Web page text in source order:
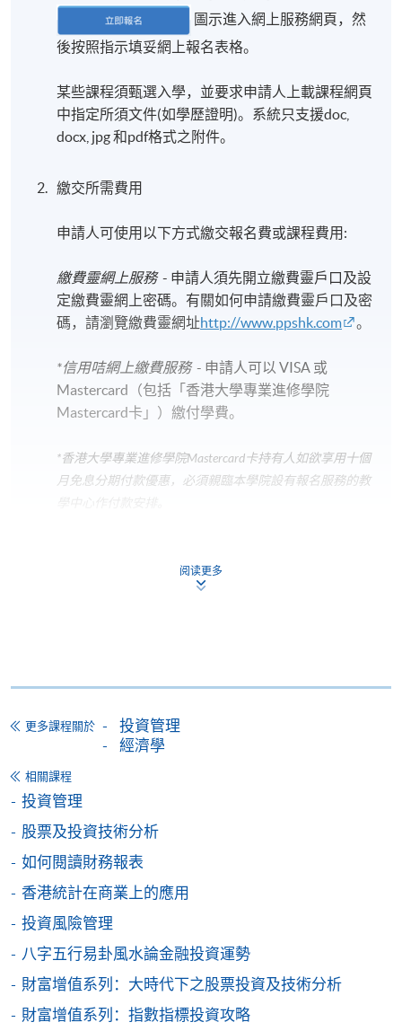
圖示進入網上服務網頁，然
後按照指示填妥網上報名表格。
某些課程須甄選入學，並要求申請人上載課程網頁
中指定所須文件(如學歷證明)。系統只支援doc,
docx, jpg 和pdf格式之附件。
繳交所需費用
申請人可使用以下方式繳交報名費或課程費用:
繳費靈網上服務- 申請人須先開立繳費靈戶口及設
定繳費靈網上密碼。有關如何申請繳費靈戶口及密
碼，請瀏覽繳費靈網址http://www.ppshk.com 。
*信用咭網上繳費服務- 申請人可以 VISA 或
Mastercard（包括「香港大學專業進修學院
Mastercard卡」）繳付學費。
*香港大學專業進修學院Mastercard卡持有人如欲享用十個
月免息分期付款優惠，必須親臨本學院設有報名服務的教
報讀同一學歷頒授課程內其他單元
個別課程為須報讀同一學歷頒授課程及其他單元或繳
交下期學費的學員，提供網上服務，如學員就讀的課
程設有此服務，課程負責人會通知學員有關程序。
VISA 或 Mastercard、「微信支付」(Online WeChat
Pay) 、「支付寶」(Online Alipay) 或 「轉數快」(FPS)
繳付學費。
親身報名/郵遞
阅读更多
更多課程關於
投資管理
經濟學
相關課程
投資管理
股票及投資技術分析
如何閱讀財務報表
香港統計在商業上的應用
投資風險管理
八字五行易卦風水論金融投資運勢
財富增值系列：大時代下之股票投資及技術分析
財富增值系列：指數指標投資攻略